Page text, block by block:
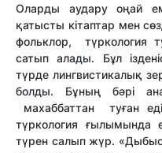
Оларды аудару оңай
қатысты кітаптар мен
фольклор, түркология
сатып алады. Бұл
түрде лингвистикалық
болды. Бұның бәрі ана
махаббаттан туған
түркология ғылымында
түрен салып жүр. «Дыбыс